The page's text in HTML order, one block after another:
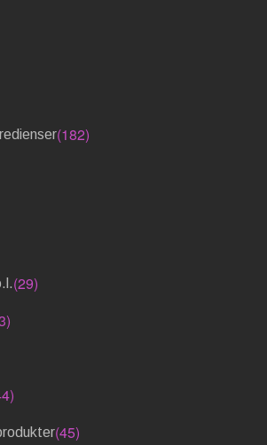
(182)
(29)
(45)